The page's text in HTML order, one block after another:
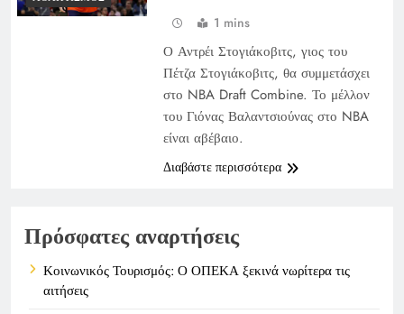
1 mins
Ο Αντρέι Στογιάκοβιτς, γιος του
Πέτζα Στογιάκοβιτς, θα συμμετάσχει
στο NBA Draft Combine. Το μέλλον
του Γιόνας Βαλαντσιούνας στο NBA
είναι αβέβαιο.
Διαβάστε περισσότερα
Πρόσφατες αναρτήσεις
Κοινωνικός Τουρισμός: Ο ΟΠΕΚΑ ξεκινά νωρίτερα τις
αιτήσεις